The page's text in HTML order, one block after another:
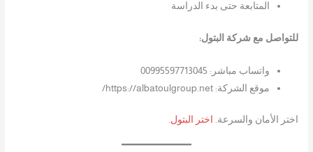
المتابعة حتى بدء الدراسة
للتواصل مع شركة البتول:
واتساب مباشر: 00995597713045
موقع الشركة: https://albatoulgroup.net/
اختر الأمان والسرعة. اختر البتول.